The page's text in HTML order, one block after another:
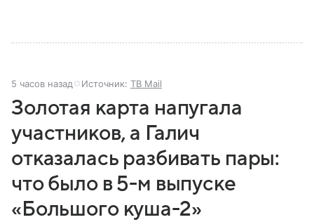
5 часов назад Источник: ТВ Mail
Золотая карта напугала
участников, а Галич
отказалась разбивать пары:
что было в 5-м выпуске
«Большого куша-2»